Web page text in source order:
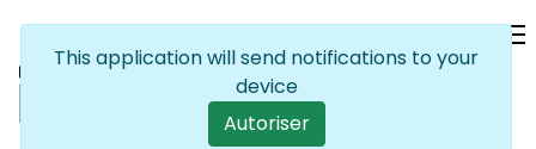
This application will send notifications to your
device
Autoriser